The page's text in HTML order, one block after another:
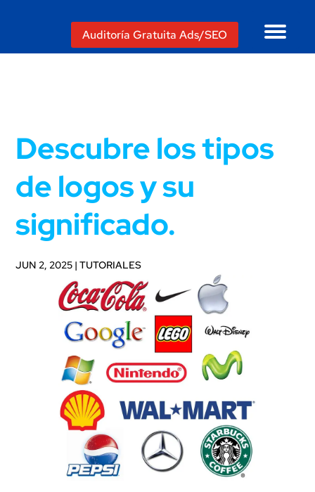
Auditoría Gratuita Ads/SEO
Descubre los tipos
de logos y su
significado.
JUN 2, 2025 |TUTORIALES